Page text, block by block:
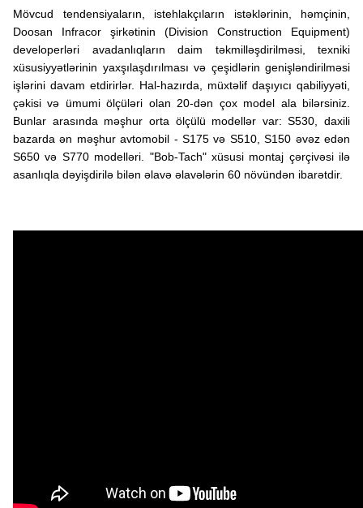
Mövcud tendensiyaların, istehlakçıların istəklərinin, həmçinin,
Doosan Infracor şirkətinin (Division Construction Equipment)
developerləri avadanlıqların daim təkmilləşdirilməsi, texniki
xüsusiyyətlərinin yaxşılaşdırılması və çeşidlərin genişləndirilməsi
işlərini davam etdirirlər. Hal-hazırda, müxtəlif daşıyıcı qabiliyyəti,
çəkisi və ümumi ölçüləri olan 20-dən çox model ala bilərsiniz.
Bunlar arasında məşhur orta ölçülü modellər var: S530, daxili
bazarda ən məşhur avtomobil - S175 və S510, S150 əvəz edən
S650 və S770 modelləri. "Bob-Tach" xüsusi montaj çərçivəsi ilə
asanlıqla dəyişdirilə bilən əlavə əlavələrin 60 növündən ibarətdir.